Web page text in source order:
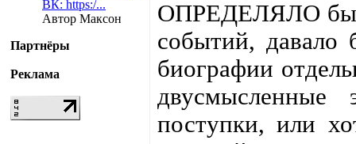
ВК: https:/...
Автор Максон
Партнёры
Реклама
ОПРЕДЕЛЯЛО
событий,
биографии
поступки, или